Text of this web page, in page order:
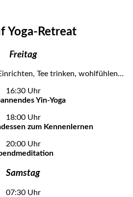
Yoga-Retreat
Freitag
Tee trinken, wohlfühlen…
16:30 Uhr
Yin-Yoga
18:00 Uhr
zum Kennenlernen
20:00 Uhr
Samstag
07:30 Uhr